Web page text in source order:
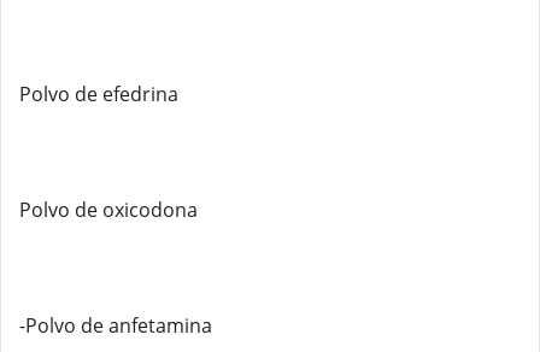
Polvo de efedrina
Polvo de oxicodona
-Polvo de anfetamina